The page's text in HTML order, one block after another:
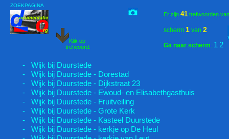
Klik op
trefwoord:
ZOEKPAGINA
- Wijk bij Duurstede
- Wijk bij Duurstede - Dorestad
- Wijk bij Duurstede - Dijkstraat 23
- Wijk bij Duurstede - Ewoud- en Elisabethgasthuis
- Wijk bij Duurstede - Fruitveiling
- Wijk bij Duurstede - Grote Kerk
- Wijk bij Duurstede - Kasteel Duurstede
- Wijk bij Duurstede - kerkje op De Heul
Er zijn 41 trefwoorden
scherm 1 van 2
Ga naar scherm: 1 2